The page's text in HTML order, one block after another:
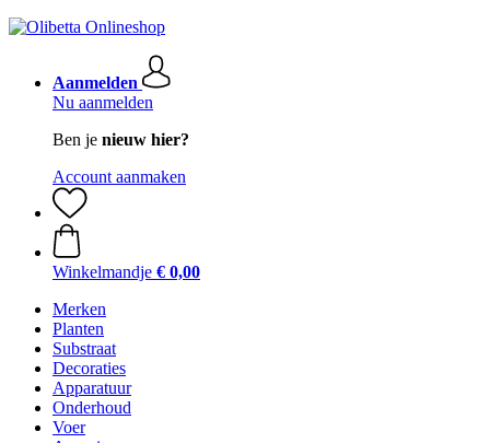
Aanmelden
Nu aanmelden
Ben je nieuw hier?
Account aanmaken
Winkelmandje € 0,00
Merken
Planten
Substraat
Decoraties
Apparatuur
Onderhoud
Voer